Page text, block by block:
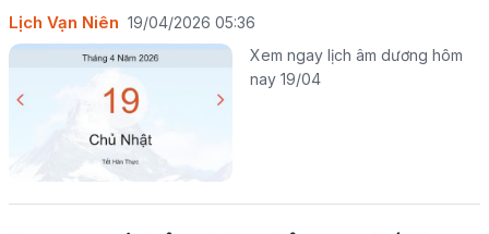
Lịch Vạn Niên 19/04/2026 05:36
Xem ngay lịch âm dương hôm
nay 19/04